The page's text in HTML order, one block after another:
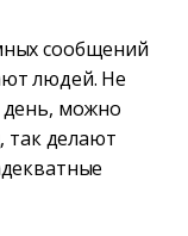
сообщений
людей. Не
день, можно
так делают